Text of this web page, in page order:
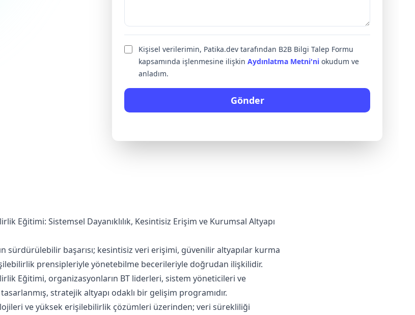
Kişisel verilerimin, Patika.dev tarafından B2B Bilgi Talep Formu
kapsamında işlenmesine ilişkin Aydınlatma Metni'ni okudum ve
anladım.
Gönder
Eğitimi: Sistemsel Dayanıklılık, Kesintisiz Erişim ve Kurumsal Altyapı
sürdürülebilir başarısı; kesintisiz veri erişimi, güvenilir altyapılar kurma
prensipleriyle yönetebilme becerileriyle doğrudan ilişkilidir.
Eğitimi, organizasyonların BT liderleri, sistem yöneticileri ve
stratejik altyapı odaklı bir gelişim programıdır.
ve yüksek erişilebilirlik çözümleri üzerinden; veri sürekliliği